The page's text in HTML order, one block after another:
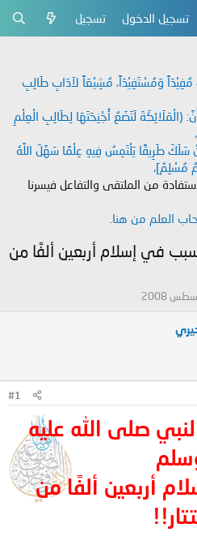
تسجيل الدخول تسجيل
وَمُسْتَفِيْدَاً، مُشِيْعَاً لآدَابِ طَالِبِ
(الْمَلَائِكَةَ لَتَضَعُ أَجْنِحَتَهَا لِطَالِبِ الْعِلْمِ
سَلَكَ طَرِيقًا يَلْتَمِسُ فِيهِ عِلْمًا سَهَّلَ اللَّهُ
مُسْلِمٌ]،
من الملتقى والتفاعل فيسرنا
العلم من هنا.
في إسلام أربعين ألفًا من
#1
صلى الله عليه
أربعين ألفًا من